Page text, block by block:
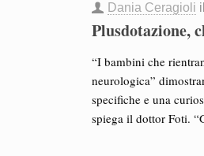
Dania Ceragioli il
Plusdotazione,
“I bambini che
neurologica”
specifiche e una
spiega il dottor Foti.